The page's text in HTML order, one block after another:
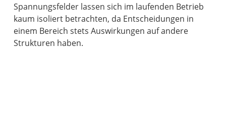
Spannungsfelder lassen sich im laufenden Betrieb
kaum isoliert betrachten, da Entscheidungen in
einem Bereich stets Auswirkungen auf andere
Strukturen haben.